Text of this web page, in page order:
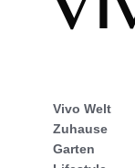
Vivo Welt
Zuhause
Garten